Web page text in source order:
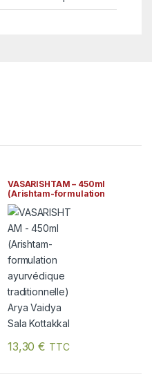
VASARISHTAM – 450ml
(Arishtam-formulation
ayurvédique traditionnelle)
Arya Vaidya Sala Kottakkal
13,30€ TTC